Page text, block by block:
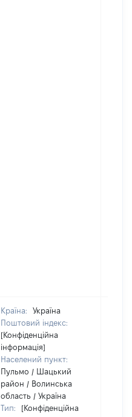
Країна:
Україна
Поштовий індекс:
[Конфіденційна
інформація]
Населений пункт:
Пульмо / Шацький
район / Волинська
область / Україна
Тип:
[Конфіденційна